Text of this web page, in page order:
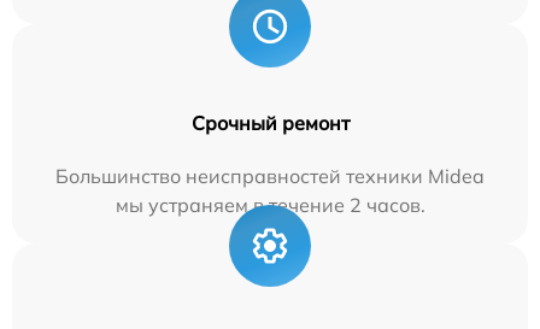
Срочный ремонт
Большинство неисправностей техники Midea
мы устраняем в течение 2 часов.